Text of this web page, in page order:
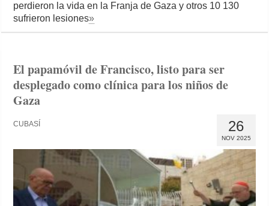
perdieron la vida en la Franja de Gaza y otros 10 130
sufrieron lesiones»
El papamóvil de Francisco, listo para ser
desplegado como clínica para los niños de
Gaza
26
NOV 2025
CUBASÍ